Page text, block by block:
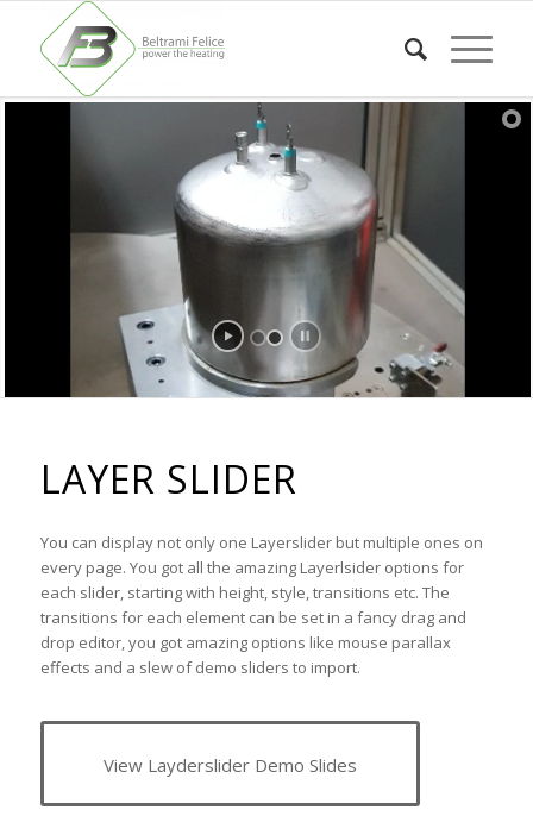
LAYER SLIDER
You can display not only one Layerslider but multiple ones on
every page. You got all the amazing Layerlsider options for
each slider, starting with height, style, transitions etc. The
transitions for each element can be set in a fancy drag and
drop editor, you got amazing options like mouse parallax
effects and a slew of demo sliders to import.
View Layderslider Demo Slides